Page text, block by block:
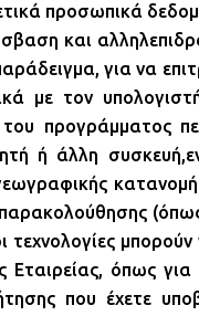
προσωπικά
και
για να
με τον
προγράμματος
ή άλλη
όπως για
που έχετε